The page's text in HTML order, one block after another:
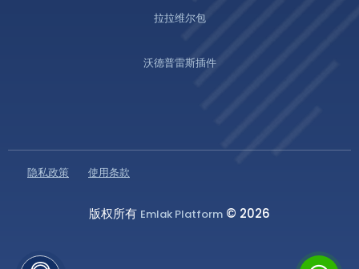
拉拉维尔包
沃德普雷斯插件
隐私政策 使用条款
版权所有 Emlak Platform © 2026